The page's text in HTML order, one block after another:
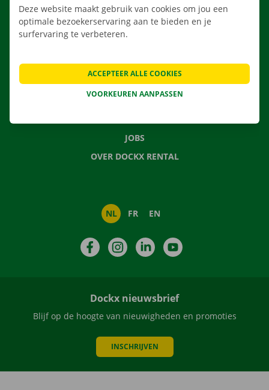
VERHUISOPLOSSINGEN
CONTACTEER ONS
VEELGESTELDE VRAGEN
NIEUWS
JOBS
OVER DOCKX RENTAL
NL FR EN
FacebookInstagramLinkedIn
Dockx nieuwsbrief
Blijf op de hoogte van nieuwigheden en promoties
INSCHRIJVEN
Deze website maakt gebruik van cookies om jou een
optimale bezoekerservaring aan te bieden en je
surfervaring te verbeteren.
VOORKEUREN AANPASSEN
ACCEPTEER ALLE COOKIES